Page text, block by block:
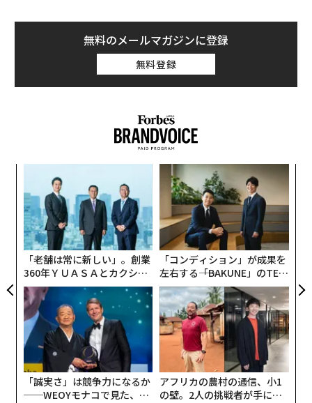
melt（メルト）」「
THE ANSWER（ジアンサー）」に次ぐハイプレミアム市
場向けブランドの第3弾。「 周囲に合わせるより、自分
の好きなものに正直に、なりたい自分に向かって積極的
にチャレンジして楽しみたい 」という意欲が高い、若年
層の女性を主なターゲットとしている。
製品ラインアップはシャンプー、トリートメント、ジェ
ルトリートメント、オイルの4種類。いずれの製品もワ
クワクする使用感にこだわっていて、ヘアカラーやアイ
ロンなどの繰り返し使用によるダメージを補修しつつ、
いつもと同じ使い方でも簡単に「うるツヤ髪」に仕上げ
られるのが特長だ。
無料のメールマガジンに登録
無料登録
「老舗は常に新しい」。創業
360年ＹＵＡＳＡとカクシン
CEO田尻望が語る、AIを超え
る人の価値
「コンディション」が成果を
左右する――「BAKUNE」のTEN
TIALが支える「挑戦者の明
日」
「誠実さ」は競争力になるか
──WEOYモナコで見た、く
アフリカの農村の通信、小1
の壁。2人の挑戦者が手にし